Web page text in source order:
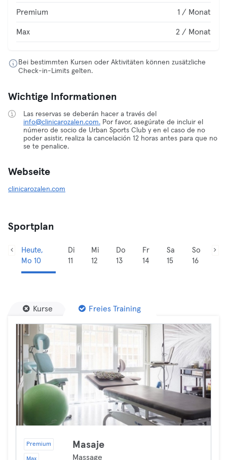
Premium 1 / Monat
Max 2 / Monat
Bei bestimmten Kursen oder Aktivitäten können zusätzliche
Check-in-Limits gelten.
Wichtige Informationen
Las reservas se deberán hacer a través del
info@clinicarozalen.com. Por favor, asegúrate de incluir el
número de socio de Urban Sports Club y en el caso de no
poder asistir, realiza la cancelación 12 horas antes para que no
se te penalice.
Webseite
clinicarozalen.com
Sportplan
Heute,
Mo 10
Di
11
Mi
12
Do
13
Fr
14
Sa
15
So
16
Kurse Freies Training
Premium Masaje
Massage